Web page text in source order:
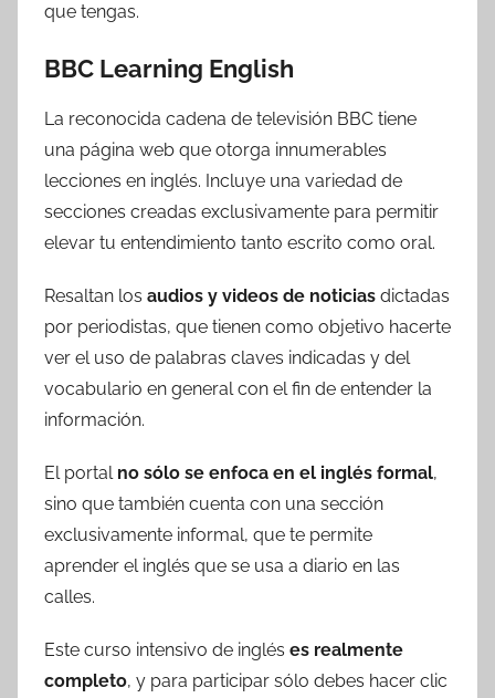
que tengas.
BBC Learning English
La reconocida cadena de televisión BBC tiene
una página web que otorga innumerables
lecciones en inglés. Incluye una variedad de
secciones creadas exclusivamente para permitir
elevar tu entendimiento tanto escrito como oral.
Resaltan los audios y videos de noticias dictadas
por periodistas, que tienen como objetivo hacerte
ver el uso de palabras claves indicadas y del
vocabulario en general con el fin de entender la
información.
El portal no sólo se enfoca en el inglés formal,
sino que también cuenta con una sección
exclusivamente informal, que te permite
aprender el inglés que se usa a diario en las
calles.
Este curso intensivo de inglés es realmente
completo, y para participar sólo debes hacer clic